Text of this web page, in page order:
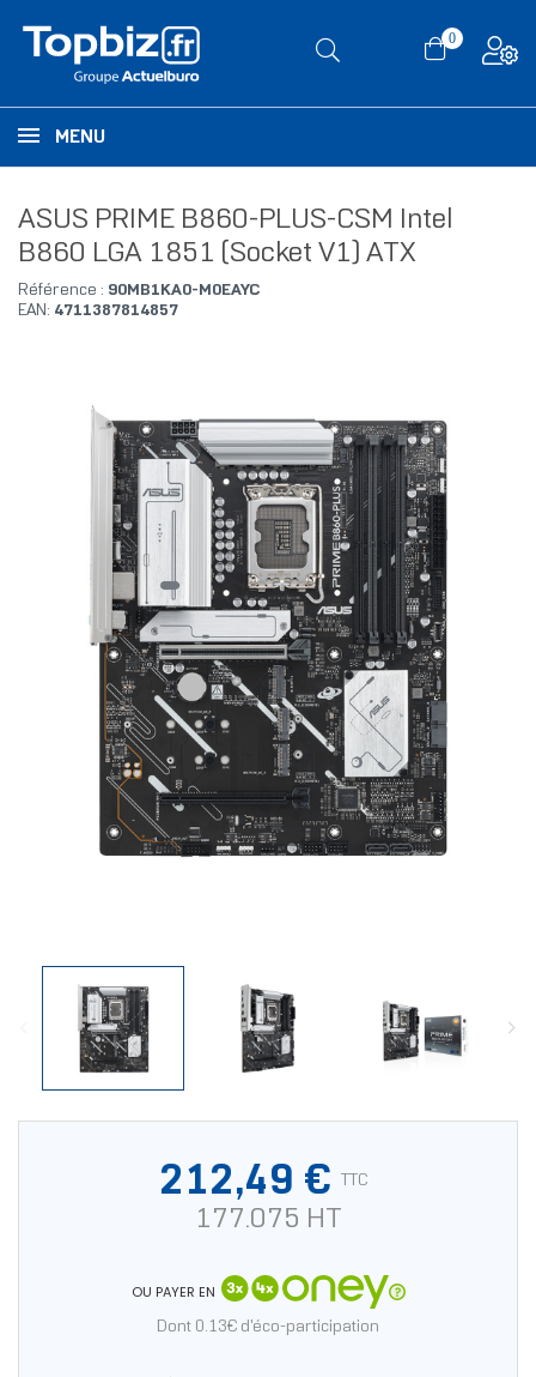
0
MENU
ASUS PRIME B860-PLUS-CSM Intel
B860 LGA 1851 (Socket V1) ATX
Référence : 90MB1KA0-M0EAYC
EAN: 4711387814857
212,49 € TTC
177.075 HT
OU PAYER EN
Dont 0.13€ d'éco-participation